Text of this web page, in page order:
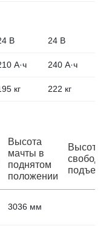
В 24 В
А·ч 240 А·ч
кг 222 кг
Высота
мачты в
поднятом
положении
Высота
3036 мм